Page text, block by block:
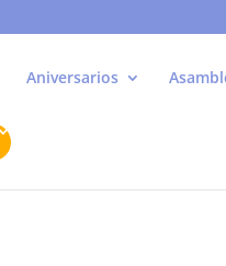
Aniversarios